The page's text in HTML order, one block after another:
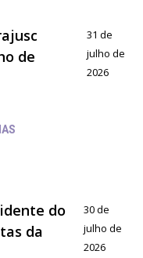
de
31 de
julho de
2026
do
da
30 de
julho de
2026